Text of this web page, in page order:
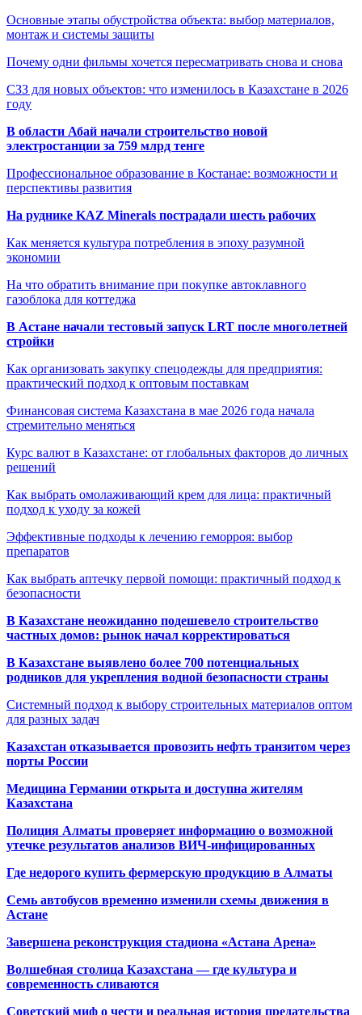
Основные этапы обустройства объекта: выбор материалов,
монтаж и системы защиты
Почему одни фильмы хочется пересматривать снова и снова
СЗЗ для новых объектов: что изменилось в Казахстане в 2026
году
В области Абай начали строительство новой
электростанции за 759 млрд тенге
Профессиональное образование в Костанае: возможности и
перспективы развития
На руднике KAZ Minerals пострадали шесть рабочих
Как меняется культура потребления в эпоху разумной
экономии
На что обратить внимание при покупке автоклавного
газоблока для коттеджа
В Астане начали тестовый запуск LRT после многолетней
стройки
Как организовать закупку спецодежды для предприятия:
практический подход к оптовым поставкам
Финансовая система Казахстана в мае 2026 года начала
стремительно меняться
Курс валют в Казахстане: от глобальных факторов до личных
решений
Как выбрать омолаживающий крем для лица: практичный
подход к уходу за кожей
Эффективные подходы к лечению геморроя: выбор
препаратов
Как выбрать аптечку первой помощи: практичный подход к
безопасности
В Казахстане неожиданно подешевело строительство
частных домов: рынок начал корректироваться
В Казахстане выявлено более 700 потенциальных
родников для укрепления водной безопасности страны
Системный подход к выбору строительных материалов оптом
для разных задач
Казахстан отказывается провозить нефть транзитом через
порты России
Медицина Германии открыта и доступна жителям
Казахстана
Полиция Алматы проверяет информацию о возможной
утечке результатов анализов ВИЧ-инфицированных
Где недорого купить фермерскую продукцию в Алматы
Семь автобусов временно изменили схемы движения в
Астане
Завершена реконструкция стадиона «Астана Арена»
Волшебная столица Казахстана — где культура и
современность сливаются
Советский миф о чести и реальная история предательства